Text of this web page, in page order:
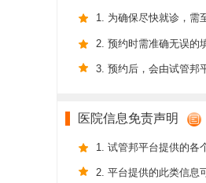
1. 为确保尽快就诊，需
2. 预约时需准确无误的
3. 预约后，会由试管邦
医院信息免责声明
1. 试管邦平台提供的各
2. 平台提供的此类信息